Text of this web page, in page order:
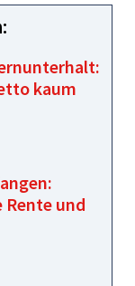
kaum
Rente und